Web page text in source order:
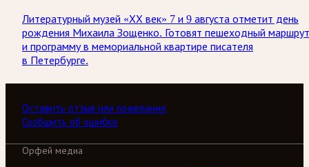
Литературный музей «ХХ век» 7 и 9 августа отметит день
рождения Михаила Зощенко. Готовят пешеходный маршрут
и программу в мемориальной квартире писателя
в Петербурге.
Оставить отзыв или пожелание
Сообщить об ошибке
Орфей медиа